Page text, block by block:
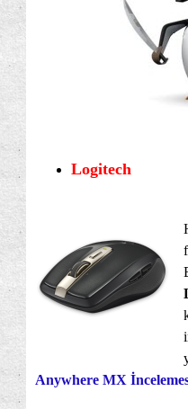
Logitech
Anywhere MX